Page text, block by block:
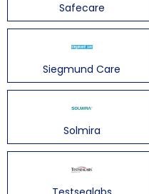
Safecare
Siegmund Care
Solmira